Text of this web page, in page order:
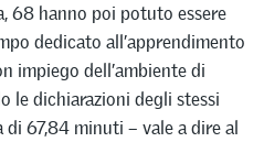
68 hanno poi potuto essere
dedicato all’apprendimento
impiego dell’ambiente di
le dichiarazioni degli stessi
67,84 minuti – vale a dire al